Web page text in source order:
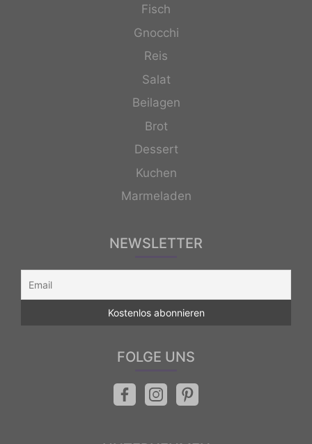
Fisch
Gnocchi
Reis
Salat
Beilagen
Brot
Dessert
Kuchen
Marmeladen
NEWSLETTER
FOLGE UNS